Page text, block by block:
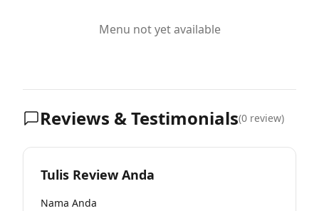
Menu not yet available
Reviews & Testimonials(0 review)
Tulis Review Anda
Nama Anda